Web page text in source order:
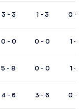
3 - 3 1 - 3 0 - 0
0 - 0 0 - 0 1 - 2
5 - 8 0 - 0 1 - 3
4 - 6 3 - 6 0 - 0